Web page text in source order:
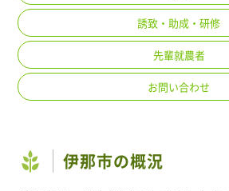
誘致・助成・研修
先輩就農者
お問い合わせ
伊那市の概況